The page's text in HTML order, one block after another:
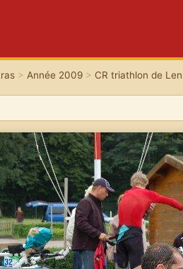
> Année 2009 > CR triathlon de